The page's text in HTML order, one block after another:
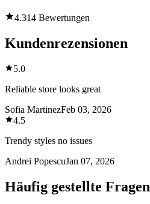
4.314 Bewertungen
Kundenrezensionen
5.0
Reliable store looks great
Sofia MartinezFeb 03, 2026
4.5
Trendy styles no issues
Andrei PopescuJan 07, 2026
Häufig gestellte Fragen